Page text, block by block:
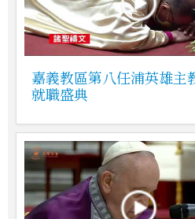
嘉義教區第八任浦英雄主
就職盛典